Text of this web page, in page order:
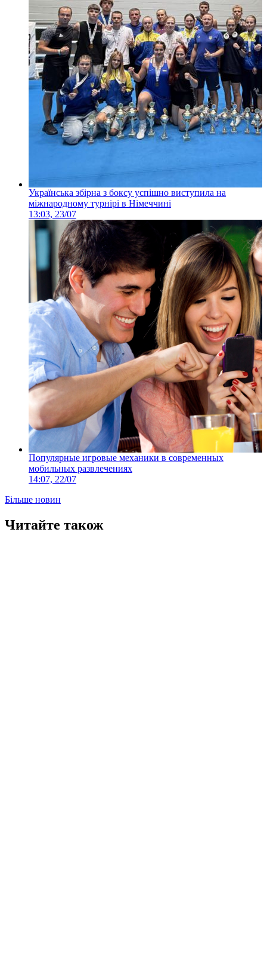
Українська збірна з боксу успішно виступила на
міжнародному турнірі в Німеччині
13:03, 23/07
Популярные игровые механики в современных
мобильных развлечениях
14:07, 22/07
Більше новин
Читайте також